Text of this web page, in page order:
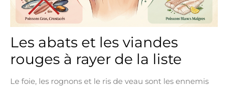
Les abats et les viandes
rouges à rayer de la liste
Le foie, les rognons et le ris de veau sont les ennemis